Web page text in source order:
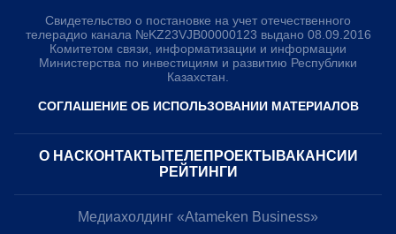
Свидетельство о постановке на учет отечественного
телерадио канала №KZ23VJB00000123 выдано 08.09.2016
Комитетом связи, информатизации и информации
Министерства по инвестициям и развитию Республики
Казахстан.
СОГЛАШЕНИЕ ОБ ИСПОЛЬЗОВАНИИ МАТЕРИАЛОВ
О НАС КОНТАКТЫ ТЕЛЕПРОЕКТЫ ВАКАНСИИ
РЕЙТИНГИ
Медиахолдинг «Atameken Business»